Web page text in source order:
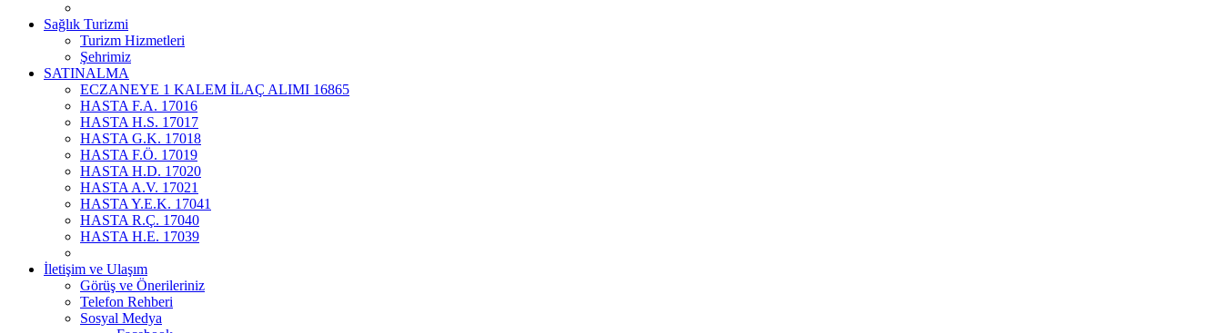
Sağlık Turizmi
Turizm Hizmetleri
Şehrimiz
SATINALMA
ECZANEYE 1 KALEM İLAÇ ALIMI 16865
HASTA F.A. 17016
HASTA H.S. 17017
HASTA G.K. 17018
HASTA F.Ö. 17019
HASTA H.D. 17020
HASTA A.V. 17021
HASTA Y.E.K. 17041
HASTA R.Ç. 17040
HASTA H.E. 17039
İletişim ve Ulaşım
Görüş ve Önerileriniz
Telefon Rehberi
Sosyal Medya